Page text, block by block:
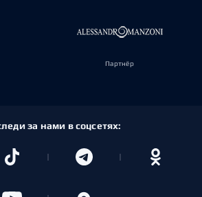
Партнёр
за нами в соцсетях: